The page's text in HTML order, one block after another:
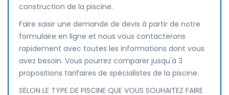
construction de la piscine.
Faire saisir une demande de devis à partir de notre
formulaire en ligne et nous vous contacterons
rapidement avec toutes les informations dont vous
avez besoin. Vous pourrez comparer jusqu'à 3
propositions tarifaires de spécialistes de la piscine.
SELON LE TYPE DE PISCINE QUE VOUS SOUHAITEZ FAIRE